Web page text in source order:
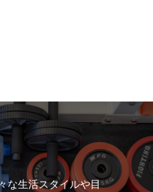
な生活スタイルや目